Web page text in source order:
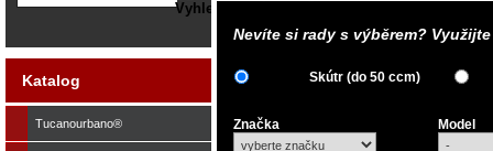
Nevíte si rady s výběrem?
Skútr (do 50 ccm)
Značka Model
Katalog
Tucanourbano®